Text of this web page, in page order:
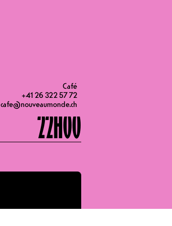
Café
+41 26 322 57 72
cafe@nouveaumonde.ch
20H30
22H00